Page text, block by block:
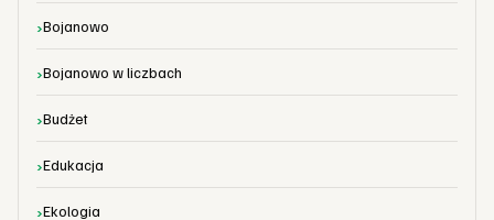
Bojanowo
Bojanowo w liczbach
Budżet
Edukacja
Ekologia